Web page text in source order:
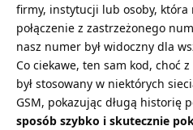
firmy, instytucji lub osoby, która
połączenie z zastrzeżonego
nasz numer był widoczny dla
Co ciekawe, ten sam kod, choć
był stosowany w niektórych
GSM, pokazując długą historię
sposób szybko i skutecznie